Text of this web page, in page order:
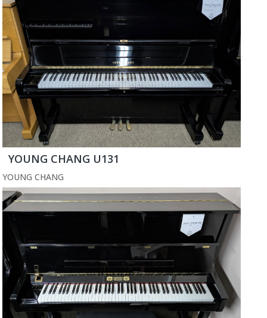
YOUNG CHANG U131
YOUNG CHANG